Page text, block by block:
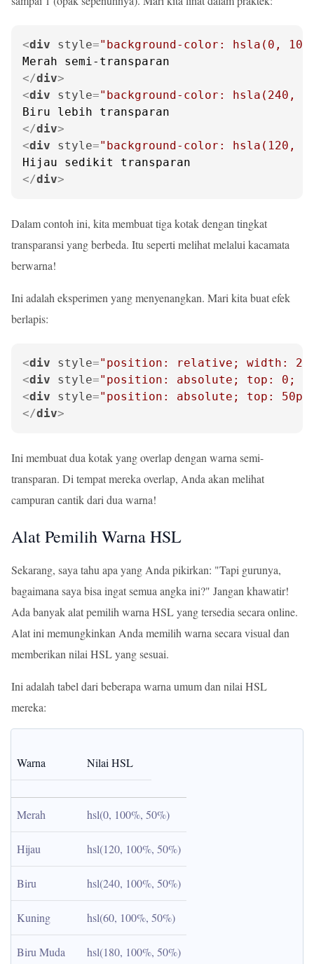
<div style="background-color: hsla(0,
</div>
<div style="background-color: hsla(240,
</div>
<div style="background-color: hsla(120,
</div>
Dalam contoh ini, kita membuat tiga kotak dengan tingkat
transparansi yang berbeda. Itu seperti melihat melalui kacamata
berwarna!
Ini adalah eksperimen yang menyenangkan. Mari kita buat efek
berlapis:
<div style="position: relative; width:
<div style="position: absolute; top: 0;
<div style="position: absolute; top:
</div>
Ini membuat dua kotak yang overlap dengan warna semi-
transparan. Di tempat mereka overlap, Anda akan melihat
campuran cantik dari dua warna!
Alat Pemilih Warna HSL
Sekarang, saya tahu apa yang Anda pikirkan: "Tapi gurunya,
bagaimana saya bisa ingat semua angka ini?" Jangan khawatir!
Ada banyak alat pemilih warna HSL yang tersedia secara online.
Alat ini memungkinkan Anda memilih warna secara visual dan
memberikan nilai HSL yang sesuai.
Ini adalah tabel dari beberapa warna umum dan nilai HSL
mereka:
Warna Nilai HSL
Merah hsl(0, 100%, 50%)
Hijau hsl(120, 100%, 50%)
Biru hsl(240, 100%, 50%)
Kuning hsl(60, 100%, 50%)
Biru Muda hsl(180, 100%, 50%)